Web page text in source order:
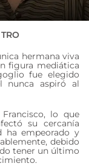
hermana viva
figura mediática
fue elegido
nunca aspiró al
lo que
su cercanía
ha empeorado y
debido
tener un último